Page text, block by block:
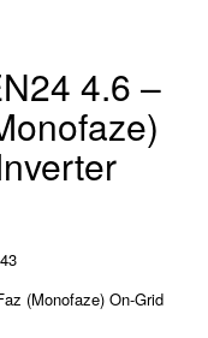
4.6 –
(Monofaze) On-Grid